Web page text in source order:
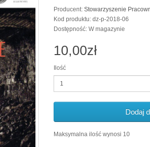
Producent:Stowarzyszenie
Kod produktu: dz-p-2018-06
Dostępność: W magazynie
10,00zł
Ilość
Dodaj
Maksymalna ilość wynosi 10